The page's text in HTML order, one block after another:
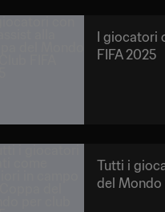
I giocatori
FIFA 2025
Tutti i
del Mondo